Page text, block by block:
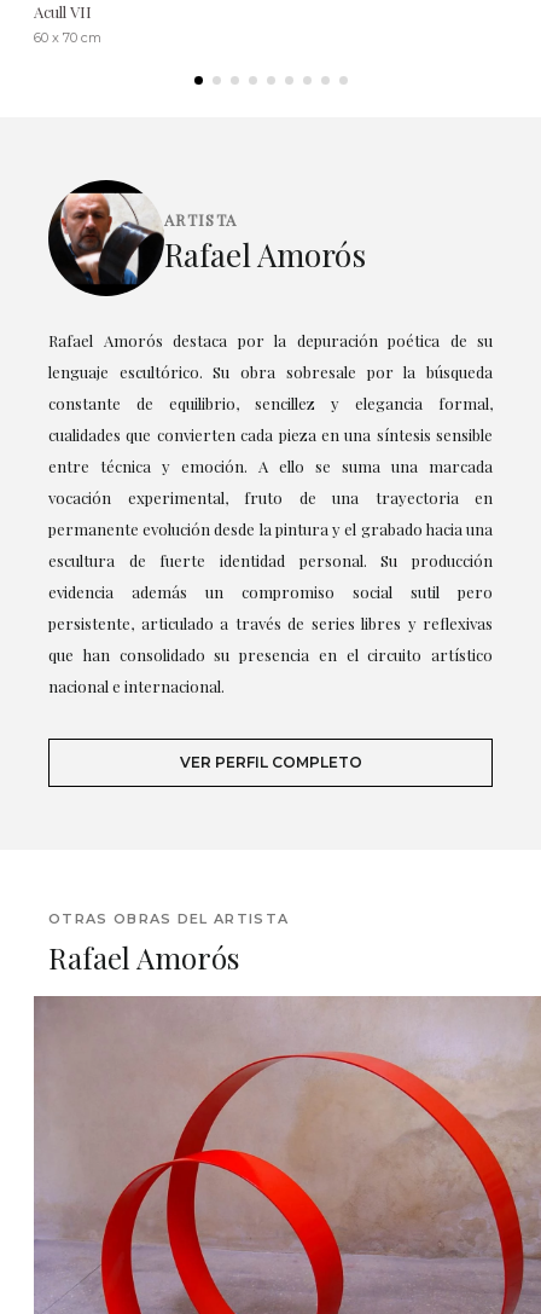
Acull VII
60 x 70 cm
ARTISTA
Rafael Amorós
Rafael Amorós destaca por la depuración poética de su
lenguaje escultórico. Su obra sobresale por la búsqueda
constante de equilibrio, sencillez y elegancia formal,
cualidades que convierten cada pieza en una síntesis sensible
entre técnica y emoción. A ello se suma una marcada
vocación experimental, fruto de una trayectoria en
permanente evolución desde la pintura y el grabado hacia una
escultura de fuerte identidad personal. Su producción
evidencia además un compromiso social sutil pero
persistente, articulado a través de series libres y reflexivas
que han consolidado su presencia en el circuito artístico
nacional e internacional.
VER PERFIL COMPLETO
OTRAS OBRAS DEL ARTISTA
Rafael Amorós